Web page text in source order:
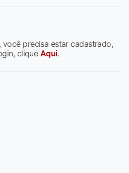
você precisa estar cadastrado,
clique Aqui.